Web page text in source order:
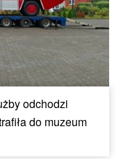
odchodzi
do muzeum